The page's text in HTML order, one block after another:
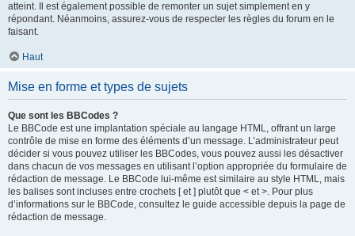
atteint. Il est également possible de remonter un sujet simplement en y
répondant. Néanmoins, assurez-vous de respecter les règles du forum en le
faisant.
Haut
Mise en forme et types de sujets
Que sont les BBCodes ?
Le BBCode est une implantation spéciale au langage HTML, offrant un large
contrôle de mise en forme des éléments d’un message. L’administrateur peut
décider si vous pouvez utiliser les BBCodes, vous pouvez aussi les désactiver
dans chacun de vos messages en utilisant l’option appropriée du formulaire de
rédaction de message. Le BBCode lui-même est similaire au style HTML, mais
les balises sont incluses entre crochets [ et ] plutôt que < et >. Pour plus
d’informations sur le BBCode, consultez le guide accessible depuis la page de
rédaction de message.